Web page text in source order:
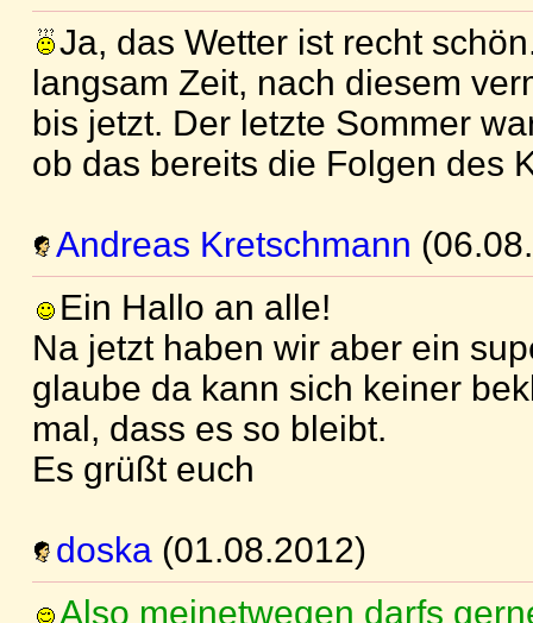
Ja, das Wetter ist recht
langsam Zeit, nach diesem
bis jetzt. Der letzte Sommer
ob das bereits die Folgen des
Andreas Kretschmann
Ein Hallo an alle!
Na jetzt haben wir aber ein
glaube da kann sich keiner
mal, dass es so bleibt.
Es grüßt euch
doska (01.08.2012)
Also meinetwegen darfs